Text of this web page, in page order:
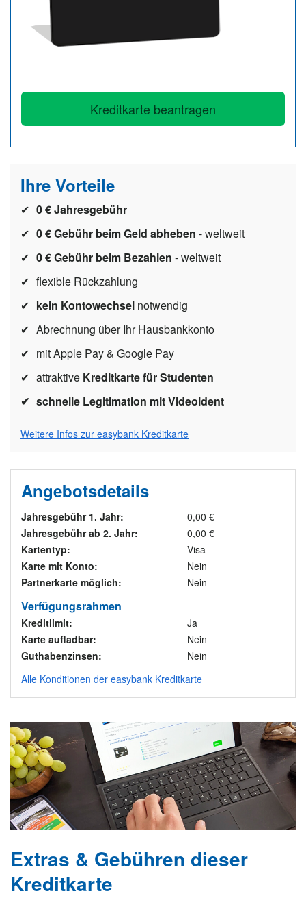
Kreditkarte beantragen
Ihre Vorteile
0 € Jahresgebühr
0 € Gebühr beim Geld abheben - weltweit
0 € Gebühr beim Bezahlen - weltweit
flexible Rückzahlung
kein Kontowechsel notwendig
Abrechnung über Ihr Hausbankkonto
mit Apple Pay & Google Pay
attraktive Kreditkarte für Studenten
schnelle Legitimation mit Videoident
Weitere Infos zur easybank Kreditkarte
Angebotsdetails
Jahresgebühr 1. Jahr:
0,00 €
Jahresgebühr ab 2. Jahr:
0,00 €
Kartentyp:
Visa
Karte mit Konto:
Nein
Partnerkarte möglich:
Nein
Verfügungsrahmen
Kreditlimit:
Ja
Karte aufladbar:
Nein
Guthabenzinsen:
Nein
Alle Konditionen der easybank Kreditkarte
Extras & Gebühren dieser
Kreditkarte